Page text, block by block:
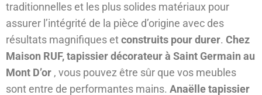
traditionnelles et les plus solides matériaux pour
assurer l’intégrité de la pièce d’origine avec des
résultats magnifiques etconstruits pour durer. Chez
Maison RUF, tapissier décorateur à Saint Germain au
Mont D’or , vous pouvez être sûr que vos meubles
sont entre de performantes mains. Anaëlle tapissier